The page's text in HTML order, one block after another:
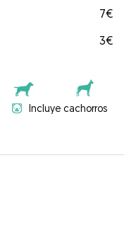
7€
3€
Incluye cachorros